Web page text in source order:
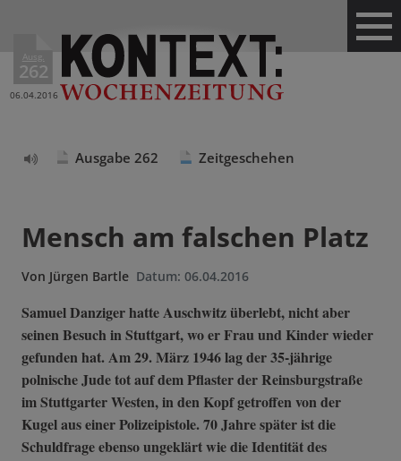
Ausg.
262
06.04.2016
Ausgabe 262 Zeitgeschehen
Mensch am falschen Platz
Von Jürgen Bartle Datum: 06.04.2016
Samuel Danziger hatte Auschwitz überlebt, nicht aber
seinen Besuch in Stuttgart, wo er Frau und Kinder wieder
gefunden hat. Am 29. März 1946 lag der 35-jährige
polnische Jude tot auf dem Pflaster der Reinsburgstraße
im Stuttgarter Westen, in den Kopf getroffen von der
Kugel aus einer Polizeipistole. 70 Jahre später ist die
Schuldfrage ebenso ungeklärt wie die Identität des